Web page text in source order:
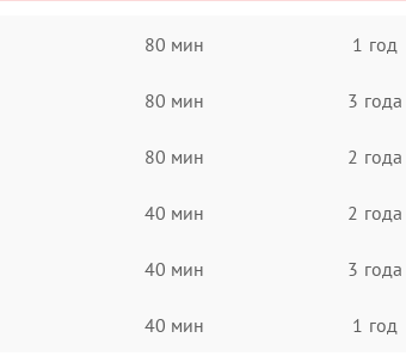
80 мин 1 год
80 мин 3 года
80 мин 2 года
40 мин 2 года
40 мин 3 года
40 мин 1 год